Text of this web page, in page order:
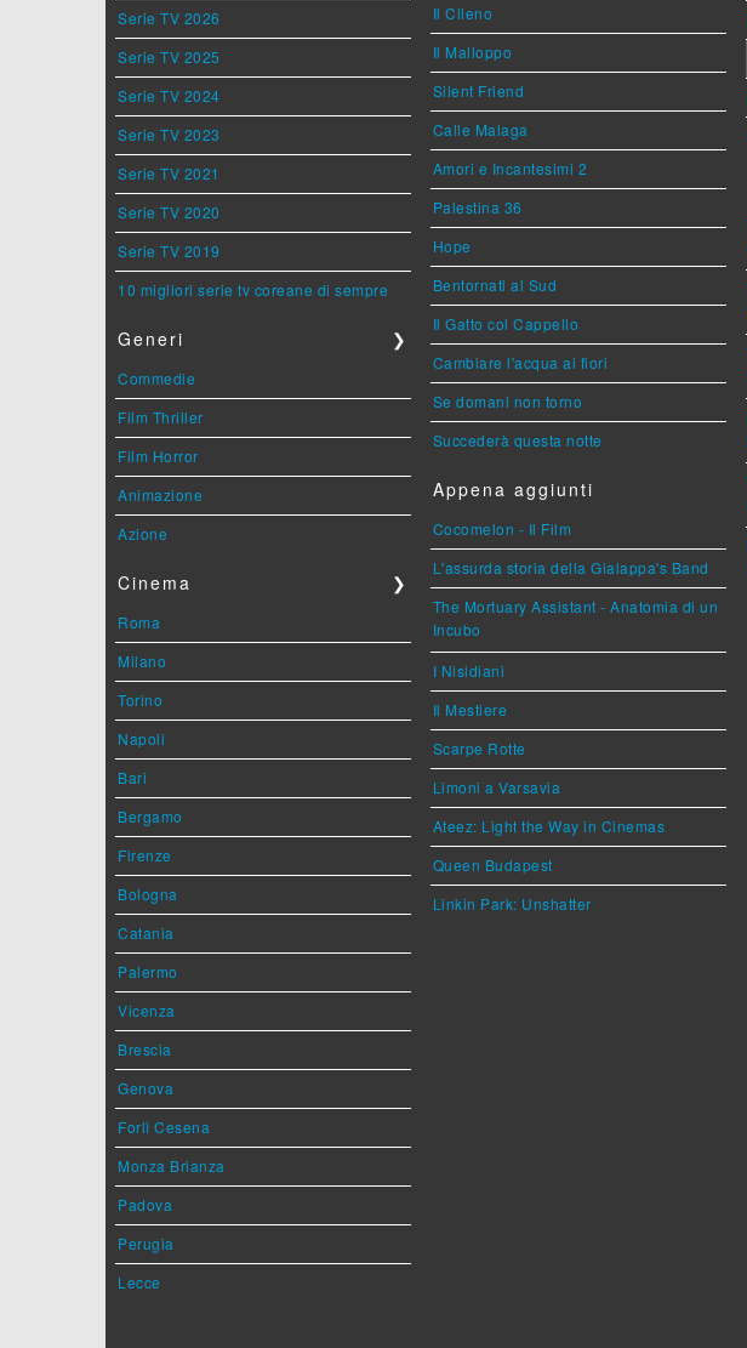
Serie TV 2026
Serie TV 2025
Serie TV 2024
Serie TV 2023
Serie TV 2021
Serie TV 2020
Serie TV 2019
10 migliori serie tv coreane di sempre
Generi ❯
Commedie
Film Thriller
Film Horror
Animazione
Azione
Cinema ❯
Roma
Milano
Torino
Napoli
Bari
Bergamo
Firenze
Bologna
Catania
Palermo
Vicenza
Brescia
Genova
Forlì Cesena
Monza Brianza
Padova
Perugia
Lecce
Il Cileno
Il Malloppo
Silent Friend
Calle Malaga
Amori e Incantesimi 2
Palestina 36
Hope
Bentornati al Sud
Il Gatto col Cappello
Cambiare l'acqua ai fiori
Se domani non torno
Succederà questa notte
Appena aggiunti
Cocomelon - Il Film
L'assurda storia della Gialappa's Band
The Mortuary Assistant - Anatomia di un
Incubo
I Nisidiani
Il Mestiere
Scarpe Rotte
Limoni a Varsavia
Ateez: Light the Way in Cinemas
Queen Budapest
Linkin Park: Unshatter